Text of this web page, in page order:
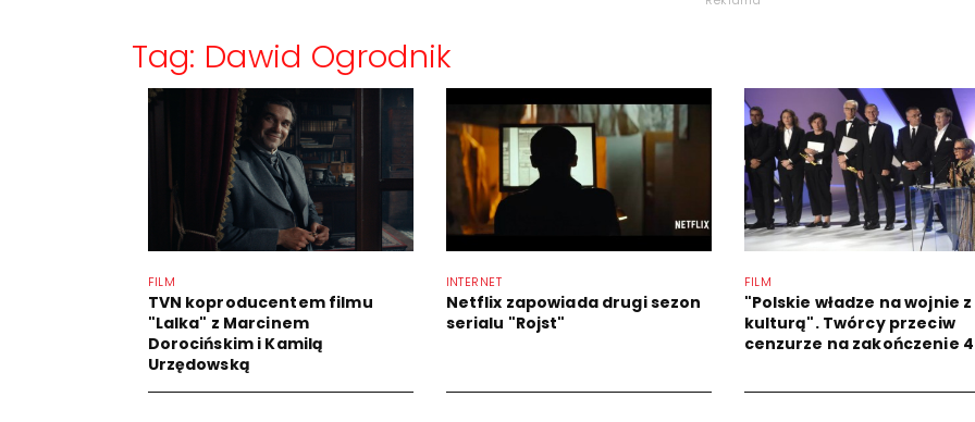
Tag: Dawid Ogrodnik
FILM
TVN koproducentem filmu
"Lalka" z Marcinem
Dorocińskim i Kamilą
Urzędowską
INTERNET
Netflix zapowiada drugi sezon
serialu "Rojst"
FILM
"Polskie władze na wojnie z
kulturą". Twórcy przeciw
cenzurze na zakończenie